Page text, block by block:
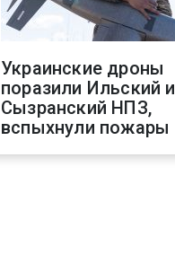
Украинские дроны
поразили Ильский и
Сызранский НПЗ,
вспыхнули пожары